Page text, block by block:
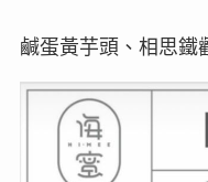
鹹蛋黃芋頭、相思鐵